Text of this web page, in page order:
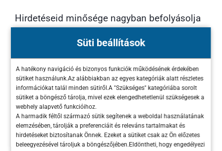
Süti beállítások
A hatékony navigáció és bizonyos funkciók működésének érdekében
sütiket használunk.Az alábbiakban az egyes kategóriák alatt részletes
információkat talál minden sütiről.A "Szükséges" kategóriába sorolt
sütiket a böngésző tárolja, mivel ezek elengedhetetlenül szükségesek a
webhely alapvető funkcióihoz.
A harmadik féltől származó sütik segítenek a weboldal használatának
elemzésében, tárolják a preferenciáit és releváns tartalmakat és
hirdetéseket biztosítanak Önnek. Ezeket a sütiket csak az Ön előzetes
beleegyezésével tároljuk a böngészőjében.Eldöntheti, hogy engedélyezi
Hirdetéseid minősége nagyban befolyásolja
érdemes időt és energiát fektetned az
optimalizálásába.
Teszteld és finomítsd
hirdetési szöveged
hatékonyságát!